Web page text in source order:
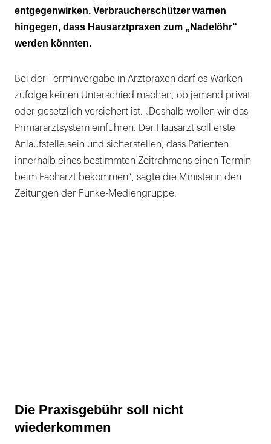
entgegenwirken. Verbraucherschützer warnen
hingegen, dass Hausarztpraxen zum „Nadelöhr“
werden könnten.
Bei der Terminvergabe in Arztpraxen darf es Warken
zufolge keinen Unterschied machen, ob jemand privat
oder gesetzlich versichert ist. „Deshalb wollen wir das
Primärarztsystem einführen. Der Hausarzt soll erste
Anlaufstelle sein und sicherstellen, dass Patienten
innerhalb eines bestimmten Zeitrahmens einen Termin
beim Facharzt bekommen“, sagte die Ministerin den
Zeitungen der Funke-Mediengruppe.
Die Praxisgebühr soll nicht
wiederkommen